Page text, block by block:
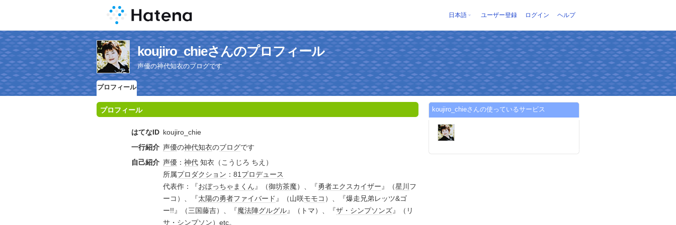
日本語 ユーザー登録 ログイン ヘルプ
koujiro_chieさんのプロフィール
声優の神代知衣のブログです
プロフィール
プロフィール
はてなID koujiro_chie
一行紹介 声優の神代知衣のブログです
自己紹介 声優 ： 神代 知衣（こうじろ ちえ）
所属プロダクション ： 81プロデュース
代表作：『おぼっちゃまくん』（御坊茶魔）、『勇者エクスカイザー』（星川 フ
ーコ）、『太陽の勇者ファイバード 』（山咲モモコ ）、『爆走兄弟レッツ&ゴ
ー!!』（三国藤吉）、『魔法陣グルグル』（トマ）、『ザ・シンプソンズ』（リ
サ・シンプソン） etc。
koujiro_chieさんの使っているサービス